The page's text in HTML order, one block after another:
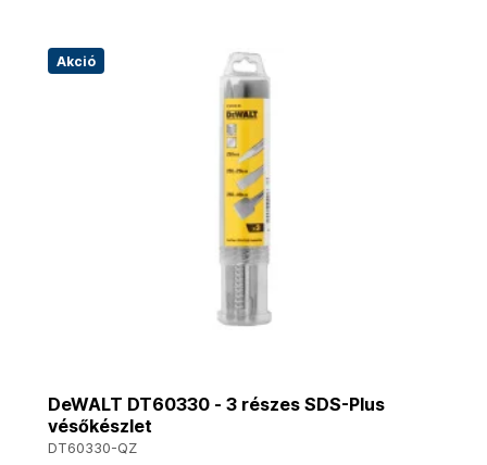
Akció
DeWALT DT60330 - 3 részes SDS-Plus
vésőkészlet
DT60330-QZ